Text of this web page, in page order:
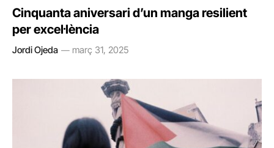
Cinquanta aniversari d’un manga resilient
per excel·lència
Jordi Ojeda març 31, 2025